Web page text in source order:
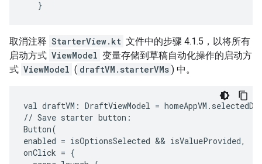
取消注释 StarterView.kt 文件中的步骤 4.1.5，以将所有
启动方式 ViewModel 变量存储到草稿自动化操作的启动方
式 ViewModel ( draftVM.starterVMs ) 中。
val draftVM: DraftViewModel =
// Save starter button:
Button(
enabled = isOptionsSelected && isValueProvided,
onClick =